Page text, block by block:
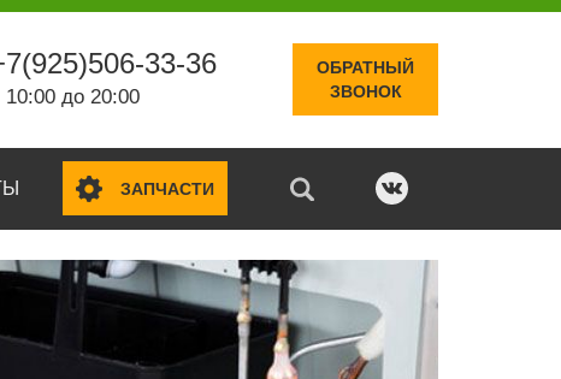
33-36
10:00 до 20:00
ОБРАТНЫЙ
ЗВОНОК
ЗАПЧАСТИ